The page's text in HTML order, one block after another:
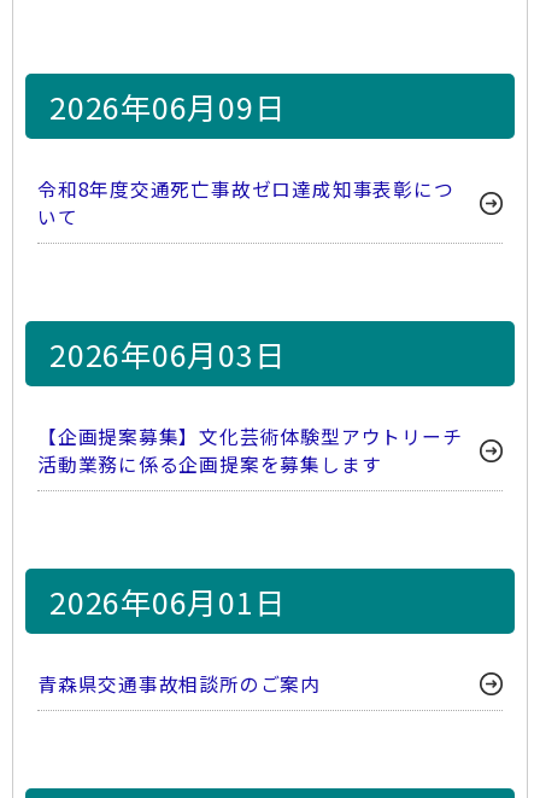
2026年06月09日
令和8年度交通死亡事故ゼロ達成知事表彰につ
いて
2026年06月03日
【企画提案募集】文化芸術体験型アウトリーチ
活動業務に係る企画提案を募集します
2026年06月01日
青森県交通事故相談所のご案内